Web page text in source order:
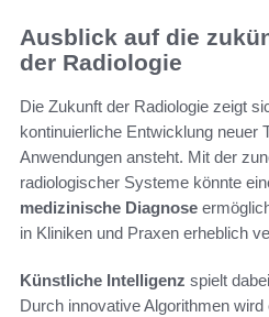
Ausblick auf die
der Radiologie
Die Zukunft der Radiologie zeigt
kontinuierliche Entwicklung neuer
Anwendungen ansteht. Mit der
radiologischer Systeme könnte
medizinische Diagnose
in Kliniken und Praxen erheblich
Künstliche Intelligenz spielt
Durch innovative Algorithmen